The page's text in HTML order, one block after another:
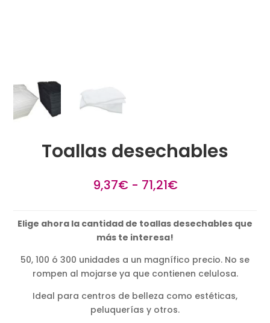
Toallas desechables
9,37€ - 71,21€Rango
desde
hasta
71,21€
Elige ahora la cantidad de toallas desechables que
más te interesa!
50, 100 ó 300 unidades a un magnífico precio. No se
rompen al mojarse ya que contienen celulosa.
Ideal para centros de belleza como estéticas,
peluquerías y otros.